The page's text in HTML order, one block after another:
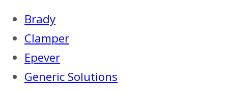
Brady
Clamper
Epever
Generic Solutions